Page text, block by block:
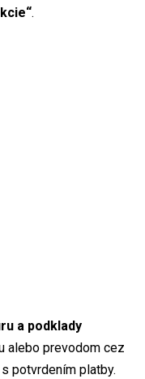
.
a podklady
alebo prevodom cez
potvrdením platby.